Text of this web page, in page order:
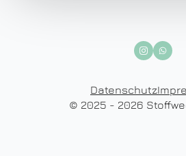
Datenschutz
© 2025 - 2026